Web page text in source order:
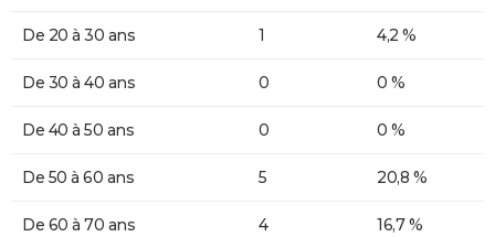
De 20 à 30 ans 1 4,2 %
De 30 à 40 ans 0 0 %
De 40 à 50 ans 0 0 %
De 50 à 60 ans 5 20,8 %
De 60 à 70 ans 4 16,7 %